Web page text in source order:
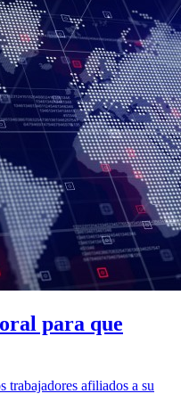
para que
trabajadores afiliados a su